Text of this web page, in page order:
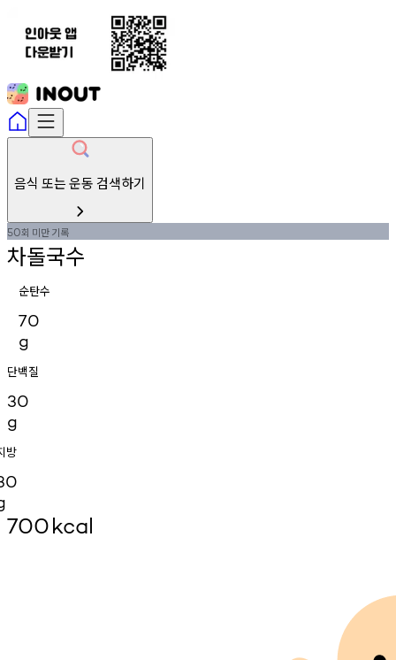
음식 또는 운동 검색하기
50회 미만기록
차돌국수
순탄수
70
g
단백질
30
g
방
700kcal